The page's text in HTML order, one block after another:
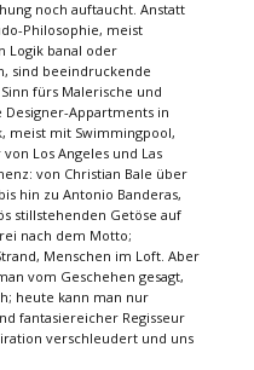
noch auftaucht. Anstatt
Philosophie, meist
Logik banal oder
sind beeindruckende
fürs Malerische und
Appartments in
meist mit Swimmingpool,
Los Angeles und Las
von Christian Bale über
hin zu Antonio Banderas,
stillstehenden Getöse auf
nach dem Motto;
Menschen im Loft. Aber
vom Geschehen gesagt,
heute kann man nur
fantasiereicher Regisseur
verschleudert und uns